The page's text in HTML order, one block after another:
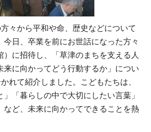
々から平和や命、歴史などについて
今日、卒業を前にお世話になった方々
）に招待し、「草津のまちを支える人
来に向かってどう行動するか」につい
れて紹介しました。こどもたちは、
」「暮らしの中で大切にしたい言葉」
など、未来に向かってできることを熱